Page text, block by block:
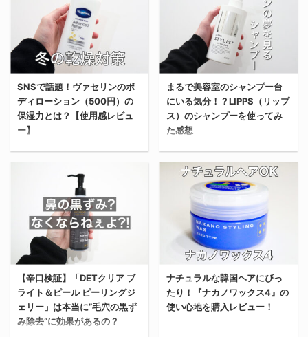
疑問に答えていくから、
これから購入を考えてい
る人の参考になれば嬉し
い。 「TAMBURINS（タ
ンバリンズ）」とは？
「TAMBURINS（タンバ
リンズ）」は、韓国のア
イウェアブランド「ジェ
（GENTLE
MONSTER）」の姉妹ブ
ランドとして2018年9 ...
エステ」洗顔ジェルを購
入した理由 俺が「ビオレ
おうちdeエステ 洗顔ジ
ェル」を購入した理由
は、友人におすすめされ
たから。 この記事でも紹
介した、俺の中学時代か
らの友人で、嬉しいこと
に美容にも ...
て、実際に使ってみた感
想（香り・質感）を紹介
する。 プレゼントにもお
すすめだから、これから
購入を考えている人はぜ
ひ参考にしてほしい。
BAUM（バウム）とは？
BAUM（バウム）は、
掲げるコスメブランド。
スキンケア、香水（オー
デコロン、ルームスプレ
ー）、ハンド＆ボディケ
アを、日本や中国で展開
している。 BAUM（バウ
ム）はどこの国のブラン
ド？ 最近はおしゃれなセ
レクトショップやデパー
トでみか ...
メス）」のリップクリー
ム「〈ルージュ・エルメ
ス〉リップケアバーム」
を購入したからレビュー
する。 実際に数ヶ月使っ
てみた感想や、他のリッ
プクリーム（メンソレー
タム・無印良品）との比
較もしていくから、購入
を考えている人はぜひ参
考にしてほしい。 なぜ
「HERMES（エルメ
ス）」のリップバームを
購入したのか？ そもそ
も、なぜなぜ
「HERMES（エルメ
購入したのか？ その理由
は、一度高級なリップク
SNSで話題！ヴァセリンのボ
ディローション（500円）の
保湿力とは？【使用感レビュ
ー】
今回はSNSで話題になっ
ていた「ヴァセリン アド
バンスドリペア ボディロ
ーション」を購入したか
らレビューする。 アット
コスメの”ベストコスメ
アワード”でも殿堂入り
している商品だから、気
になっていた人も多いは
ず。 冬の乾燥肌に悩んで
まるで美容室のシャンプー台
にいる気分！？LIPPS（リップ
ス）のシャンプーを使ってみ
た感想
今回は日本最高峰のメン
ズ向け美容室”LIPPS（リ
ップス）”が出している
「スタイリストシャンプ
ー」を購入したからレビ
ューする。 これから購入
を検討している人はぜひ
参考にしてほしい。 なぜ
LIPPSのシャンプーを購
【辛口検証】「DETクリア ブ
ライト＆ピール ピーリングジ
ェリー」は本当に”毛穴の黒ず
み除去”に効果があるの？
ナチュラルな韓国ヘアにぴっ
たり！『ナカノワックス4』の
使い心地を購入レビュー！